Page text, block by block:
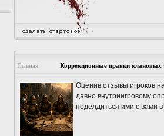
Главная Коррекционные правки клановых
Оценив отзывы игроков
давно внутриигровому
поделдиться ими с вами